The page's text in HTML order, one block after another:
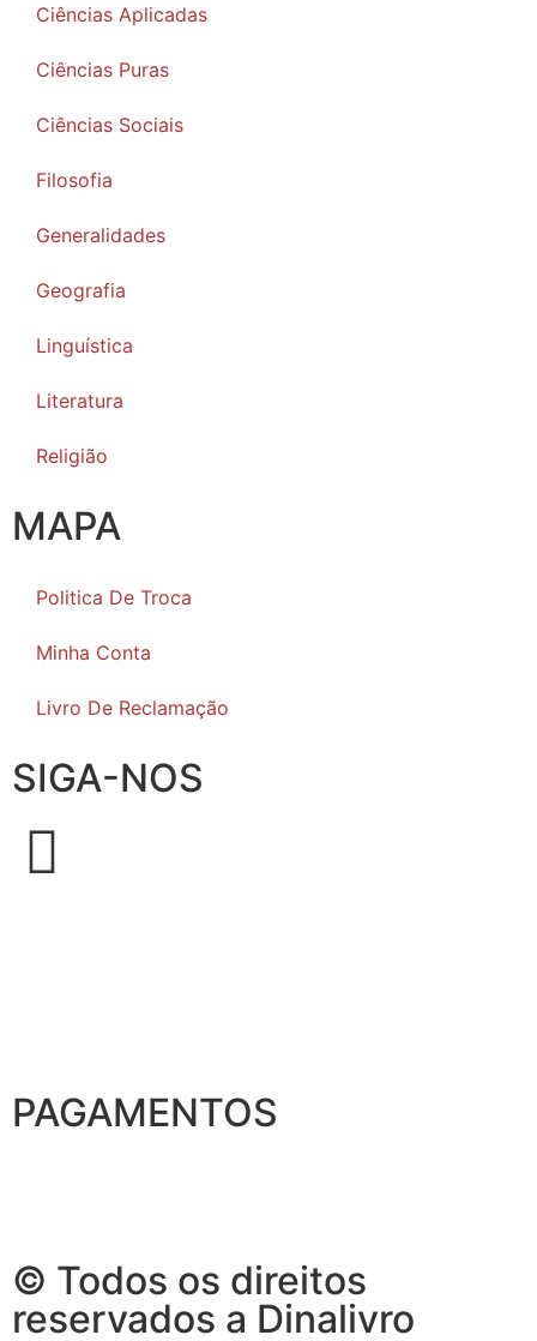
Ciências Aplicadas
Ciências Puras
Ciências Sociais
Filosofia
Generalidades
Geografia
Linguística
Literatura
Religião
MAPA
Politica De Troca
Minha Conta
Livro De Reclamação
SIGA-NOS
PAGAMENTOS
© Todos os direitos
reservados a Dinalivro